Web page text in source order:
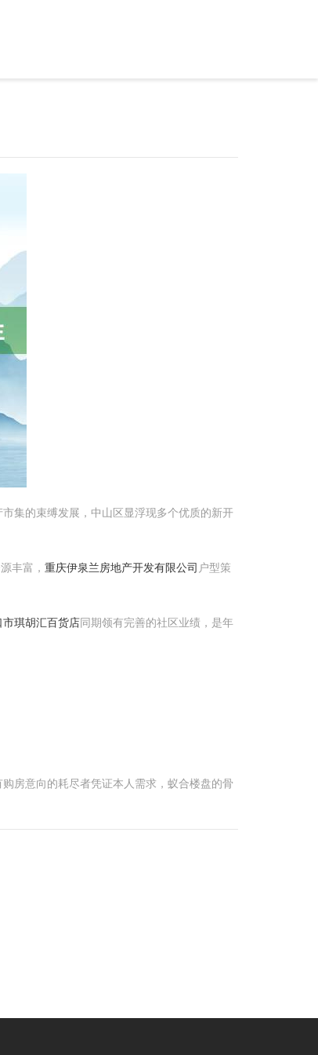
集的束缚发展，中山区显浮现多个优质的新开
丰富， 重庆伊泉兰房地产开发有限公司 户型策
市琪胡汇百货店同期领有完善的社区业绩，是年
房意向的耗尽者凭证本人需求，蚁合楼盘的骨